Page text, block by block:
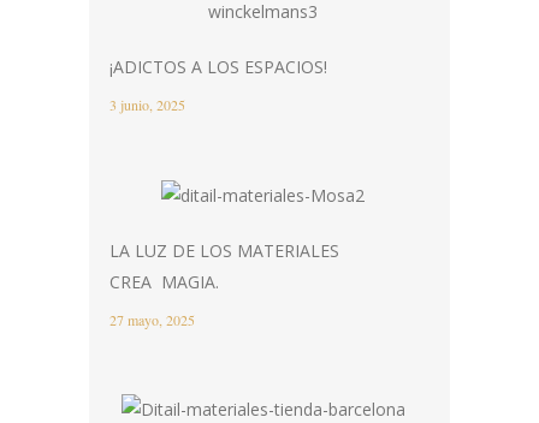
¡ADICTOS A LOS ESPACIOS!
3 junio, 2025
LA LUZ DE LOS MATERIALES
CREA MAGIA.
27 mayo, 2025